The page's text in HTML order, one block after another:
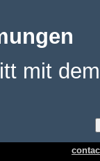
mit